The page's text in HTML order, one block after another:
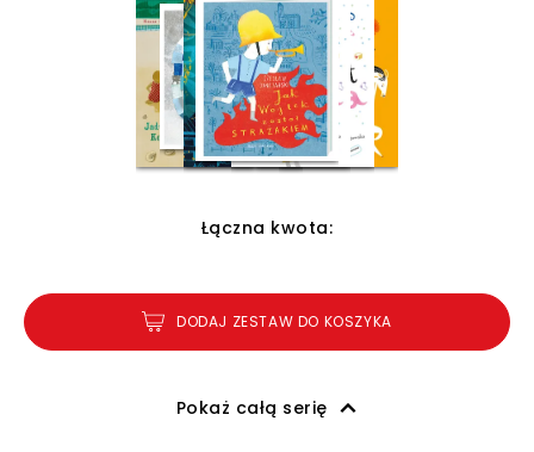
Łączna kwota:
DODAJ ZESTAW DO KOSZYKA
Pokaż całą serię